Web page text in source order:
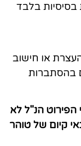
בסיסיות בלבד
או חישוב
בהסתברות
הנ"ל לא
קיום של טוהר